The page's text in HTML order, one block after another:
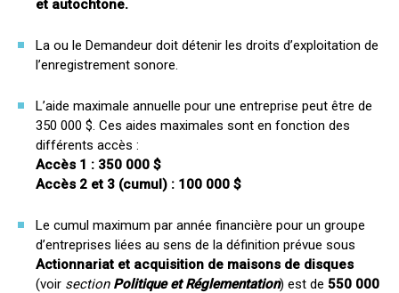
et autochtone.
La ou le Demandeur doit détenir les droits d’exploitation de
l’enregistrement sonore.
L’aide maximale annuelle pour une entreprise peut être de
350 000 $. Ces aides maximales sont en fonction des
différents accès :
Accès 1 : 350 000 $
Accès 2 et 3 (cumul) : 100 000 $
Le cumul maximum par année financière pour un groupe
d’entreprises liées au sens de la définition prévue sous
Actionnariat et acquisition de maisons de disques
(voir section Politique et Réglementation) est de 550 000